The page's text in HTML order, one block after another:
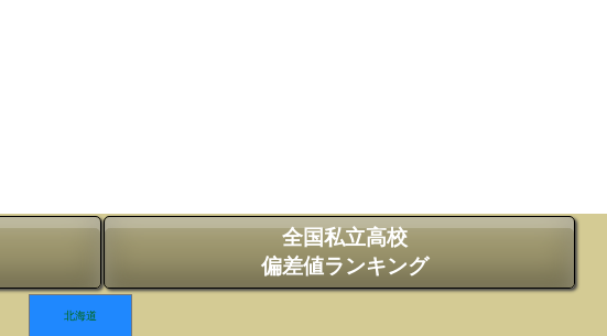
全国私立高校
偏差値ランキング
北海道